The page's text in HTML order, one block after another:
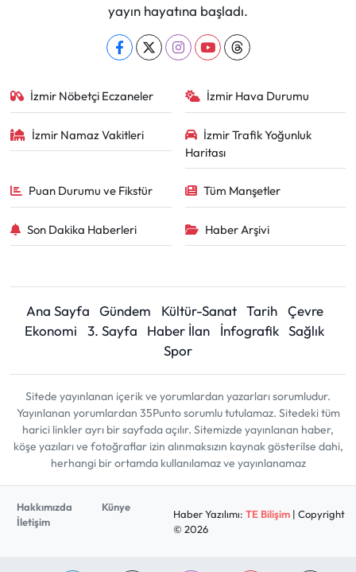
yayın hayatına başladı.
İzmir Nöbetçi Eczaneler İzmir Hava Durumu
İzmir Namaz Vakitleri
İzmir Trafik Yoğunluk
Haritası
Puan Durumu ve Fikstür Tüm Manşetler
Son Dakika Haberleri Haber Arşivi
Ana Sayfa Gündem Kültür-Sanat Tarih
Çevre
Ekonomi
3. Sayfa Haber İlan İnfografik Sağlık
Spor
Sitede yayınlanan içerik ve yorumlardan yazarları sorumludur.
Yayınlanan yorumlardan 35Punto sorumlu tutulamaz. Sitedeki tüm
harici linkler ayrı bir sayfada açılır. Sitemizde yayınlanan haber,
köşe yazıları ve fotoğraflar izin alınmaksızın kaynak gösterilse dahi,
herhangi bir ortamda kullanılamaz ve yayınlanamaz
Hakkımızda
Künye
İletişim
Haber Yazılımı: TE Bilişim| Copyright
© 2026